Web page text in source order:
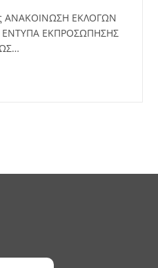
ΑΝΑΚΟΙΝΩΣΗ ΕΚΛΟΓΩΝ
ΕΚΠΡΟΣΩΠΗΣΗΣ